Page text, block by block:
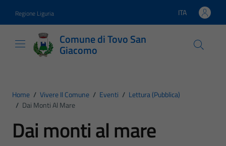
Regione Liguria Lingua attiva:
ITA
Comune di Tovo San
Giacomo
Home / Vivere Il Comune / Eventi / Lettura (pubblica)
/ Dai Monti Al Mare
Dai monti al mare